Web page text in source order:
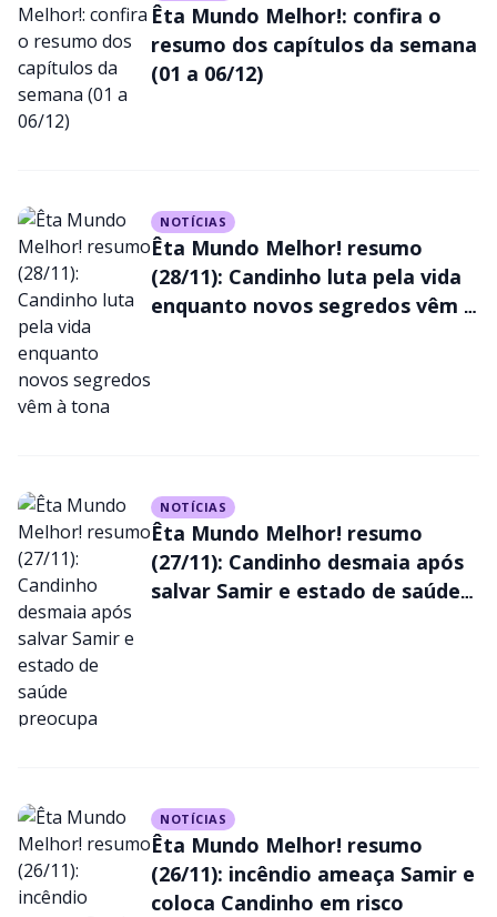
Êta Mundo Melhor!: confira o
resumo dos capítulos da semana
(01 a 06/12)
NOTÍCIAS
Êta Mundo Melhor! resumo
(28/11): Candinho luta pela vida
enquanto novos segredos vêm à
NOTÍCIAS
Êta Mundo Melhor! resumo
(27/11): Candinho desmaia após
salvar Samir e estado de saúde
NOTÍCIAS
Êta Mundo Melhor! resumo
(26/11): incêndio ameaça Samir e
coloca Candinho em risco